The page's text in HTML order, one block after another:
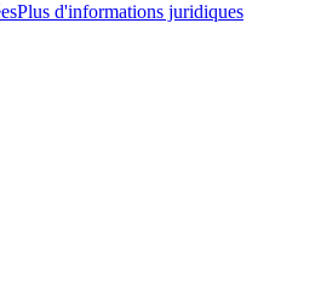
Plus d'informations juridiques